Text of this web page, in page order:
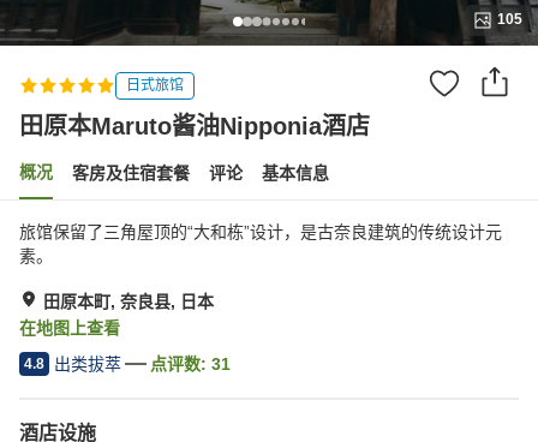
105
日式旅馆
田原本Maruto酱油Nipponia酒店
概况 客房及住宿套餐 评论 基本信息
旅馆保留了三角屋顶的“大和栋”设计，是古奈良建筑的传统设计元
素。
田原本町, 奈良县, 日本
在地图上查看
4.8 出类拔萃 点评数: 31
酒店设施